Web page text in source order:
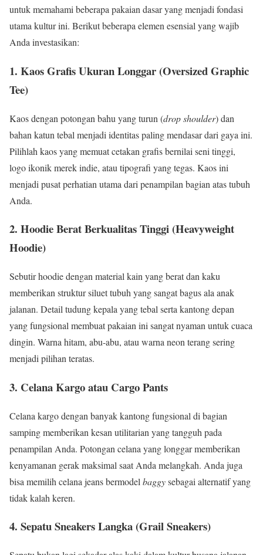
untuk memahami beberapa pakaian dasar yang menjadi fondasi
utama kultur ini. Berikut beberapa elemen esensial yang wajib
Anda investasikan:
1. Kaos Grafis Ukuran Longgar (Oversized Graphic
Tee)
Kaos dengan potongan bahu yang turun (drop shoulder) dan
bahan katun tebal menjadi identitas paling mendasar dari gaya ini.
Pilihlah kaos yang memuat cetakan grafis bernilai seni tinggi,
logo ikonik merek indie, atau tipografi yang tegas. Kaos ini
menjadi pusat perhatian utama dari penampilan bagian atas tubuh
Anda.
2. Hoodie Berat Berkualitas Tinggi (Heavyweight
Hoodie)
Sebutir hoodie dengan material kain yang berat dan kaku
memberikan struktur siluet tubuh yang sangat bagus ala anak
jalanan. Detail tudung kepala yang tebal serta kantong depan
yang fungsional membuat pakaian ini sangat nyaman untuk cuaca
dingin. Warna hitam, abu-abu, atau warna neon terang sering
menjadi pilihan teratas.
3. Celana Kargo atau Cargo Pants
Celana kargo dengan banyak kantong fungsional di bagian
samping memberikan kesan utilitarian yang tangguh pada
penampilan Anda. Potongan celana yang longgar memberikan
kenyamanan gerak maksimal saat Anda melangkah. Anda juga
bisa memilih celana jeans bermodel baggysebagai alternatif yang
tidak kalah keren.
4. Sepatu Sneakers Langka (Grail Sneakers)